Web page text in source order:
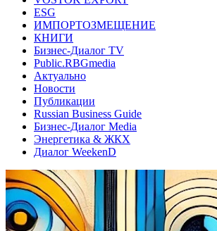
ESG
ИМПОРТОЗМЕЩЕНИЕ
КНИГИ
Бизнес-Диалог TV
Public.RBGmedia
Актуально
Новости
Публикации
Russian Business Guide
Бизнес-Диалог Media
Энергетика & ЖКХ
Диалог WeekenD